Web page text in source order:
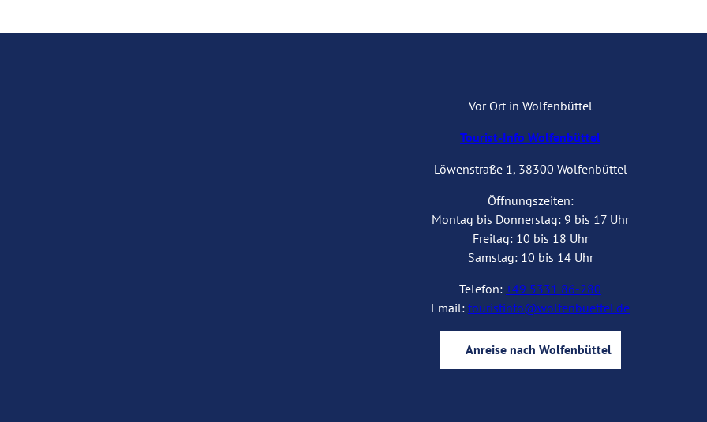
Vor Ort in Wolfenbüttel
Tourist-Info Wolfenbüttel
Löwenstraße 1, 38300 Wolfenbüttel
Öffnungszeiten:
Montag bis Donnerstag: 9 bis 17 Uhr
Freitag: 10 bis 18 Uhr
Samstag: 10 bis 14 Uhr
Telefon: +49 5331 86-280
Email: touristinfo@wolfenbuettel.de
Anreise nach Wolfenbüttel